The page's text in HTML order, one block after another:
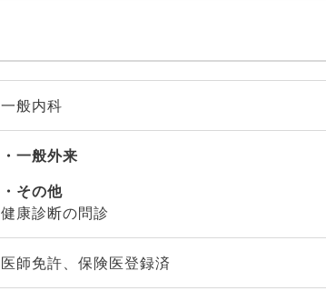
一般内科
一般外来
その他
健康診断の問診
医師免許、保険医登録済